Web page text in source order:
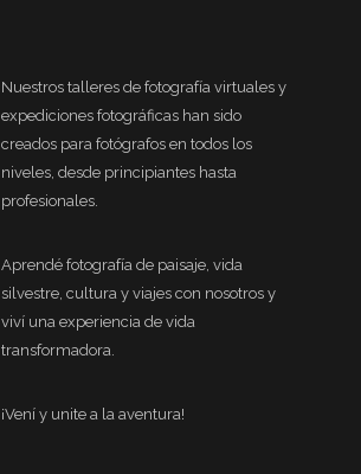
Nuestros talleres de fotografía virtuales y
expediciones fotográficas han sido
creados para fotógrafos en todos los
niveles, desde principiantes hasta
profesionales.
Aprendé fotografía de paisaje, vida
silvestre, cultura y viajes con nosotros y
viví una experiencia de vida
transformadora.
¡Vení y unite a la aventura!